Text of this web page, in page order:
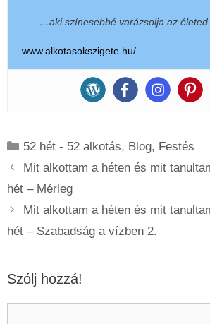
…aki színesebbé varázsolja az életed
www.alkotasokszigete.hu/
Kategória
52 hét - 52 alkotás, Blog, Festés
Mit alkottam a héten és mit
hét – Mérleg
Mit alkottam a héten és mit
hét – Szabadság a vízben 2.
Szólj hozzá!